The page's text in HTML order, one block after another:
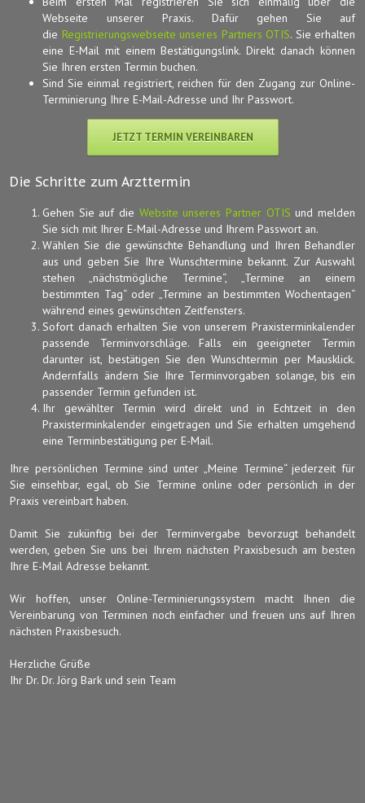
Webseite unserer Praxis. Dafür gehen Sie auf
die Registrierungswebseite unseres Partners OTIS. Sie erhalten
eine E-Mail mit einem Bestätigungslink. Direkt danach können
Sie Ihren ersten Termin buchen.
Sind Sie einmal registriert, reichen für den Zugang zur Online-
Terminierung Ihre E-Mail-Adresse und Ihr Passwort.
JETZT TERMIN VEREINBAREN
Die Schritte zum Arzttermin
Gehen Sie auf die Website unseres Partner OTIS und melden
Sie sich mit Ihrer E-Mail-Adresse und Ihrem Passwort an.
Wählen Sie die gewünschte Behandlung und Ihren Behandler
aus und geben Sie Ihre Wunschtermine bekannt. Zur Auswahl
stehen „nächstmögliche Termine“, „Termine an einem
bestimmten Tag“ oder „Termine an bestimmten Wochentagen“
während eines gewünschten Zeitfensters.
Sofort danach erhalten Sie von unserem Praxisterminkalender
passende Terminvorschläge. Falls ein geeigneter Termin
darunter ist, bestätigen Sie den Wunschtermin per Mausklick.
Andernfalls ändern Sie Ihre Terminvorgaben solange, bis ein
passender Termin gefunden ist.
Ihr gewählter Termin wird direkt und in Echtzeit in den
Praxisterminkalender eingetragen und Sie erhalten umgehend
eine Terminbestätigung per E-Mail.
Ihre persönlichen Termine sind unter „Meine Termine“ jederzeit für
Sie einsehbar, egal, ob Sie Termine online oder persönlich in der
Praxis vereinbart haben.
Damit Sie zukünftig bei der Terminvergabe bevorzugt behandelt
werden, geben Sie uns bei Ihrem nächsten Praxisbesuch am besten
Ihre E-Mail Adresse bekannt.
Wir hoffen, unser Online-Terminierungssystem macht Ihnen die
Vereinbarung von Terminen noch einfacher und freuen uns auf Ihren
nächsten Praxisbesuch.
Herzliche Grüße
Ihr Dr. Dr. Jörg Bark und sein Team